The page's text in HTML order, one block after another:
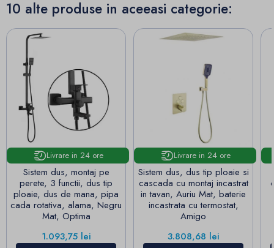
10 alte produse in aceeasi categorie:
Livrare in 24 ore
Sistem dus, montaj pe
perete, 3 functii, dus tip
ploaie, dus de mana, pipa
cada rotativa, alama, Negru
Mat, Optima
Pret
1.093,75 lei
Livrare in 24 ore
Sistem dus, dus tip ploaie si
cascada cu montaj incastrat
in tavan, Auriu Mat, baterie
incastrata cu termostat,
Amigo
Pret
3.808,68 lei